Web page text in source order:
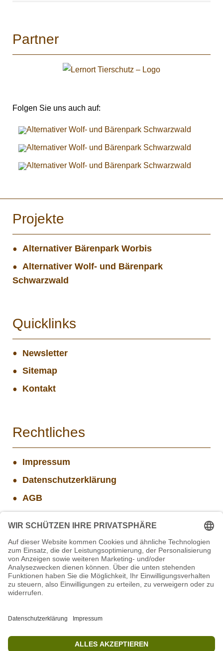
Partner
Folgen Sie uns auch auf:
Projekte
Alternativer Bärenpark Worbis
Alternativer Wolf- und Bärenpark
Schwarzwald
Quicklinks
Newsletter
Sitemap
Kontakt
Rechtliches
Impressum
Datenschutzerklärung
AGB
Aktuelle Stellenangebote
Geschäftsführung (w/m/d)
Projekt WORBIS Praktikum: Technik (ab Herbst)